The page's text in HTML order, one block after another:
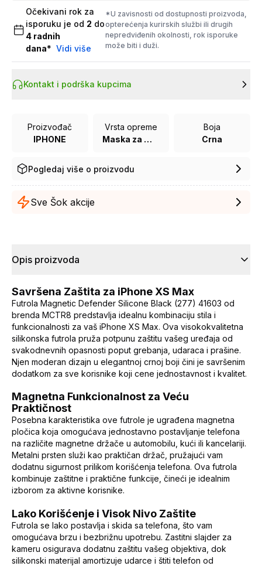
Očekivani rok za
isporuku je od 2 do
4 radnih
dana* Vidi više
*U zavisnosti od dostupnosti proizvoda,
opterećenja kurirskih službi ili drugih
nepredviđenih okolnosti, rok isporuke
može biti i duži.
Kontakt i podrška kupcima
Proizvođač
IPHONE
Vrsta opreme
Maska za mobilni telefon
Boja
Crna
Pogledaj više o proizvodu
Sve Šok akcije
Opis proizvoda
Savršena Zaštita za iPhone XS Max
Futrola Magnetic Defender Silicone Black (277) 41603 od
brenda MCTR8 predstavlja idealnu kombinaciju stila i
funkcionalnosti za vaš iPhone XS Max. Ova visokokvalitetna
silikonska futrola pruža potpunu zaštitu vašeg uređaja od
svakodnevnih opasnosti poput grebanja, udaraca i prašine.
Njen moderan dizajn u elegantnoj crnoj boji čini je savršenim
dodatkom za sve korisnike koji cene jednostavnost i kvalitet.
Magnetna Funkcionalnost za Veću
Praktičnost
Posebna karakteristika ove futrole je ugrađena magnetna
pločica koja omogućava jednostavno postavljanje telefona
na različite magnetne držače u automobilu, kući ili kancelariji.
Metalni prsten služi kao praktičan držač, pružajući vam
dodatnu sigurnost prilikom korišćenja telefona. Ova futrola
kombinuje zaštitne i praktične funkcije, čineći je idealnim
izborom za aktivne korisnike.
Lako Korišćenje i Visok Nivo Zaštite
Futrola se lako postavlja i skida sa telefona, što vam
omogućava brzu i bezbrižnu upotrebu. Zastitni slajder za
kameru osigurava dodatnu zaštitu vašeg objektiva, dok
silikonski materijal amortizuje udarce i štiti telefon od